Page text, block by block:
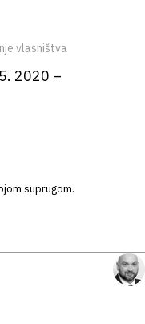
vlasništva
2020 –
suprugom.